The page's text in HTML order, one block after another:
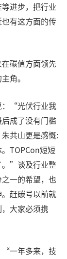
进步，把行业
有这方面的传
碳值方面领先
角。
：“光伏行业我
成了没有门槛
共山更是感慨:
TOPCon短短
。”谈及行业整
一的希望，也
赶碳号以前就
大家必须携
“一年多来，技